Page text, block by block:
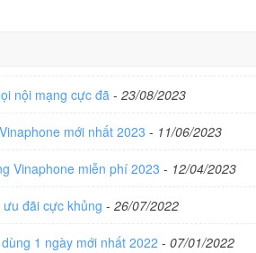
nội mạng cực đã - 23/08/2023
mới nhất 2023 - 11/06/2023
Vinaphone miễn phí 2023 - 12/04/2023
đãi cực khủng - 26/07/2022
1 ngày mới nhất 2022 - 07/01/2022